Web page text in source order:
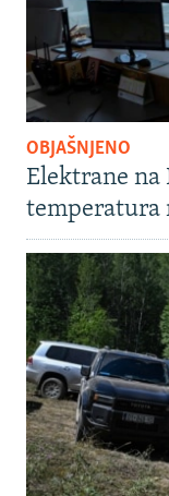
OBJAŠNJENO
Elektrane na
temperatura